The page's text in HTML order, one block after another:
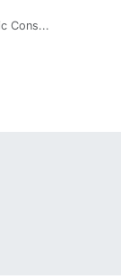
Cons...